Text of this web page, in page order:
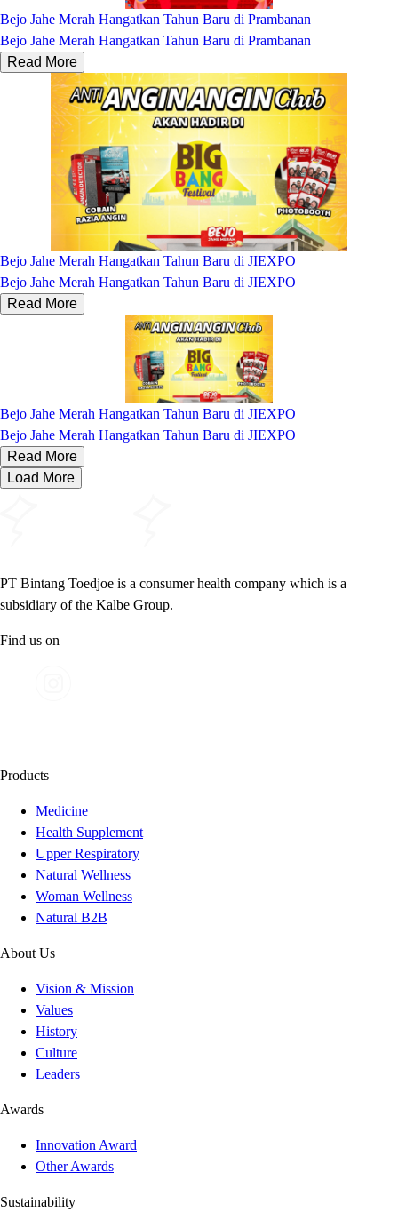
Bejo Jahe Merah Hangatkan Tahun Baru di Prambanan
Bejo Jahe Merah Hangatkan Tahun Baru di Prambanan
Read More
Bejo Jahe Merah Hangatkan Tahun Baru di JIEXPO
Bejo Jahe Merah Hangatkan Tahun Baru di JIEXPO
Read More
Bejo Jahe Merah Hangatkan Tahun Baru di JIEXPO
Bejo Jahe Merah Hangatkan Tahun Baru di JIEXPO
Read More
Load More
PT Bintang Toedjoe is a consumer health company which is a
subsidiary of the Kalbe Group.
Find us on
Products
Medicine
Health Supplement
Upper Respiratory
Natural Wellness
Woman Wellness
Natural B2B
About Us
Vision & Mission
Values
History
Culture
Leaders
Awards
Innovation Award
Other Awards
Sustainability